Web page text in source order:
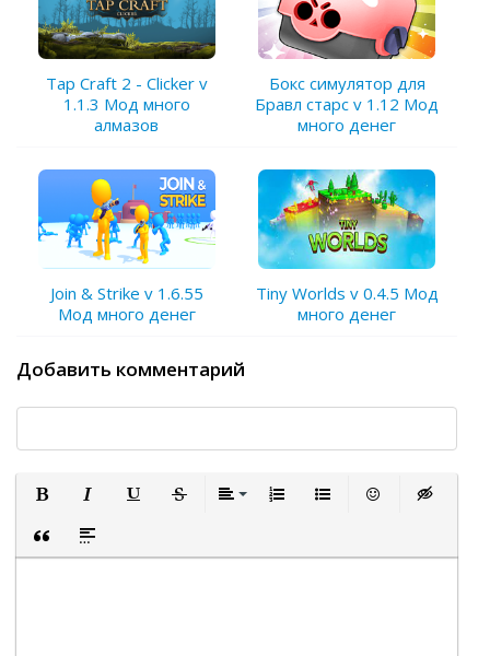
Tap Craft 2 - Clicker v
1.1.3 Мод много
алмазов
Бокс симулятор для
Бравл старс v 1.12 Мод
много денег
Join & Strike v 1.6.55
Мод много денег
Tiny Worlds v 0.4.5 Мод
много денег
Добавить комментарий
Вставка цитаты
Вставка спойлера